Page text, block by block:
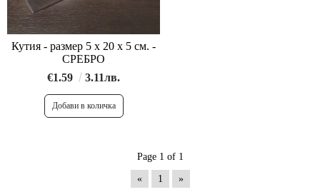
Кутия - размер 5 х 20 х 5 см. -
СРЕБРО
€1.59
3.11лв.
Page 1 of 1
« 1 »